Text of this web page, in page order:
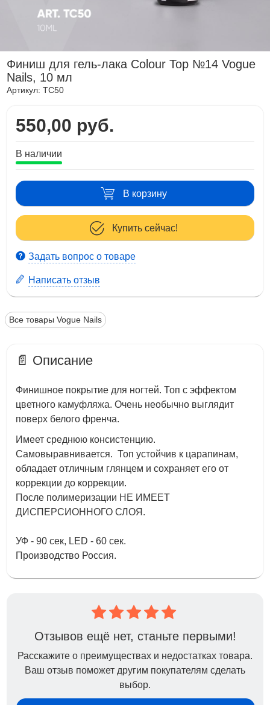
Финиш для гель-лака Colour Top №14 Vogue
Nails, 10 мл
Артикул:TC50
550,00 руб.
В наличии
В корзину
Купить сейчас!
Задать вопрос о товаре
Написать отзыв
Все товары Vogue Nails
📄 Описание
Финишное покрытие для ногтей. Топ с эффектом
цветного камуфляжа. Очень необычно выглядит
поверх белого френча.
Имеет среднюю консистенцию.
Самовыравнивается. Топ устойчив к царапинам,
обладает отличным глянцем и сохраняет его от
коррекции до коррекции.
После полимеризации НЕ ИМЕЕТ
ДИСПЕРСИОННОГО СЛОЯ.
УФ - 90 сек, LED - 60 сек.
Производство Россия.
Отзывов ещё нет, станьте первыми!
Расскажите о преимуществах и недостатках товара.
Ваш отзыв поможет другим покупателям сделать
выбор.